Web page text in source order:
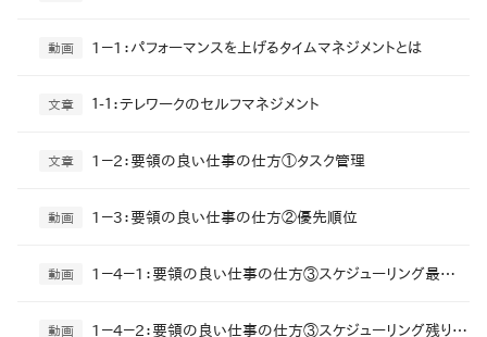
動画 1－1：パフォーマンスを上げるタイムマネジメントとは
文章 １-１：テレワークのセルフマネジメント
文章 1－2：要領の良い仕事の仕方①タスク管理
動画 1－3：要領の良い仕事の仕方②優先順位
動画 1－4－1：要領の良い仕事の仕方③スケジューリング最初３つ
動画 1－4－2：要領の良い仕事の仕方③スケジューリング残り４つ